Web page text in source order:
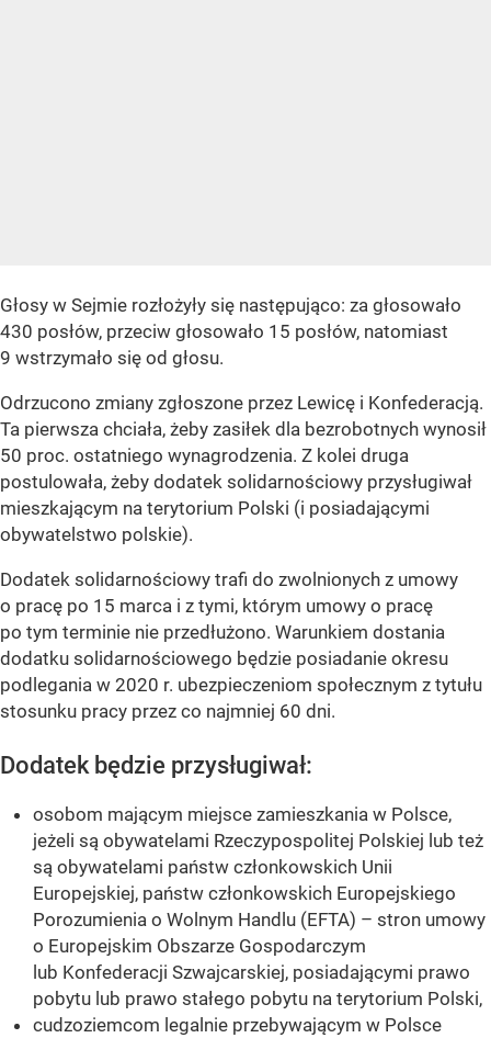
Głosy w Sejmie rozłożyły się następująco: za głosowało
430 posłów, przeciw głosowało 15 posłów, natomiast
9 wstrzymało się od głosu.
Odrzucono zmiany zgłoszone przez Lewicę i Konfederacją.
Ta pierwsza chciała, żeby zasiłek dla bezrobotnych wynosił
50 proc. ostatniego wynagrodzenia. Z kolei druga
postulowała, żeby dodatek solidarnościowy przysługiwał
mieszkającym na terytorium Polski (i posiadającymi
obywatelstwo polskie).
Dodatek solidarnościowy trafi do zwolnionych z umowy
o pracę po 15 marca i z tymi, którym umowy o pracę
po tym terminie nie przedłużono. Warunkiem dostania
dodatku solidarnościowego będzie posiadanie okresu
podlegania w 2020 r. ubezpieczeniom społecznym z tytułu
stosunku pracy przez co najmniej 60 dni.
Dodatek będzie przysługiwał:
osobom mającym miejsce zamieszkania w Polsce,
jeżeli są obywatelami Rzeczypospolitej Polskiej lub też
są obywatelami państw członkowskich Unii
Europejskiej, państw członkowskich Europejskiego
Porozumienia o Wolnym Handlu (EFTA) – stron umowy
o Europejskim Obszarze Gospodarczym
lub Konfederacji Szwajcarskiej, posiadającymi prawo
pobytu lub prawo stałego pobytu na terytorium Polski,
cudzoziemcom legalnie przebywającym w Polsce